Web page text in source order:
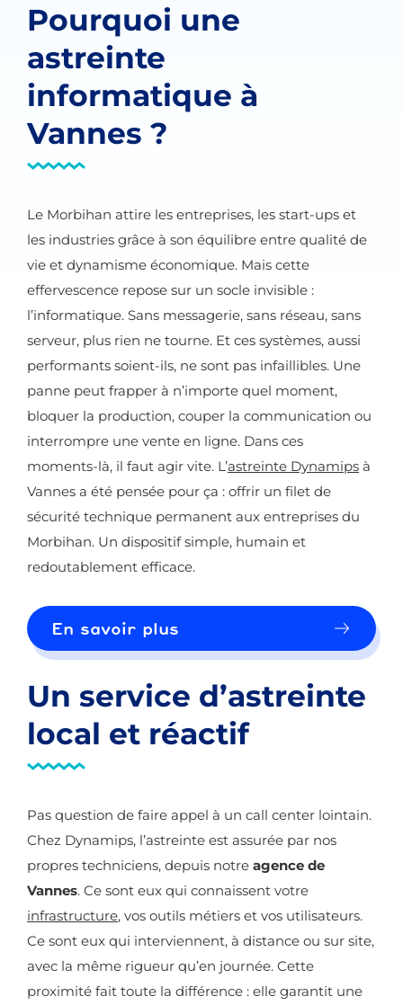
Pourquoi une
astreinte
informatique à
Vannes ?
Le Morbihan attire les entreprises, les start-ups et
les industries grâce à son équilibre entre qualité de
vie et dynamisme économique. Mais cette
effervescence repose sur un socle invisible :
l’informatique. Sans messagerie, sans réseau, sans
serveur, plus rien ne tourne. Et ces systèmes, aussi
performants soient-ils, ne sont pas infaillibles. Une
panne peut frapper à n’importe quel moment,
bloquer la production, couper la communication ou
interrompre une vente en ligne. Dans ces
moments-là, il faut agir vite. L’astreinte Dynamips à
Vannes a été pensée pour ça : offrir un filet de
sécurité technique permanent aux entreprises du
Morbihan. Un dispositif simple, humain et
redoutablement efficace.
En savoir plus
Un service d’astreinte
local et réactif
Pas question de faire appel à un call center lointain.
Chez Dynamips, l’astreinte est assurée par nos
propres techniciens, depuis notre agence de
Vannes. Ce sont eux qui connaissent votre
infrastructure, vos outils métiers et vos utilisateurs.
Ce sont eux qui interviennent, à distance ou sur site,
avec la même rigueur qu’en journée. Cette
proximité fait toute la différence : elle garantit une